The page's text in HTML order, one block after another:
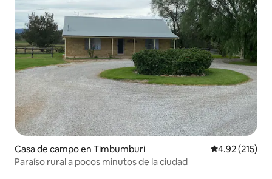
Casa de campo en Timbumburi Calificación
4.92 (215)
Paraíso rural a pocos minutos de la ciudad